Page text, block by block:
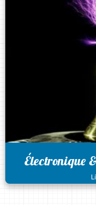
Électronique